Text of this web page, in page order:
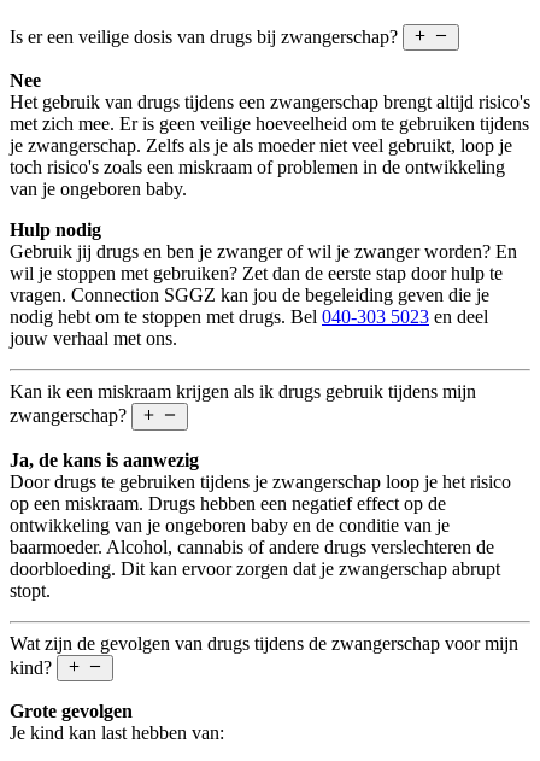
Is er een veilige dosis van drugs bij zwangerschap?
Nee
Het gebruik van drugs tijdens een zwangerschap brengt altijd risico's
met zich mee. Er is geen veilige hoeveelheid om te gebruiken tijdens
je zwangerschap. Zelfs als je als moeder niet veel gebruikt, loop je
toch risico's zoals een miskraam of problemen in de ontwikkeling
van je ongeboren baby.
Hulp nodig
Gebruik jij drugs en ben je zwanger of wil je zwanger worden? En
wil je stoppen met gebruiken? Zet dan de eerste stap door hulp te
vragen. Connection SGGZ kan jou de begeleiding geven die je
nodig hebt om te stoppen met drugs. Bel 040-303 5023 en deel
jouw verhaal met ons.
Kan ik een miskraam krijgen als ik drugs gebruik tijdens mijn
zwangerschap?
Ja, de kans is aanwezig
Door drugs te gebruiken tijdens je zwangerschap loop je het risico
op een miskraam. Drugs hebben een negatief effect op de
ontwikkeling van je ongeboren baby en de conditie van je
baarmoeder. Alcohol, cannabis of andere drugs verslechteren de
doorbloeding. Dit kan ervoor zorgen dat je zwangerschap abrupt
stopt.
Wat zijn de gevolgen van drugs tijdens de zwangerschap voor mijn
kind?
Grote gevolgen
Je kind kan last hebben van: